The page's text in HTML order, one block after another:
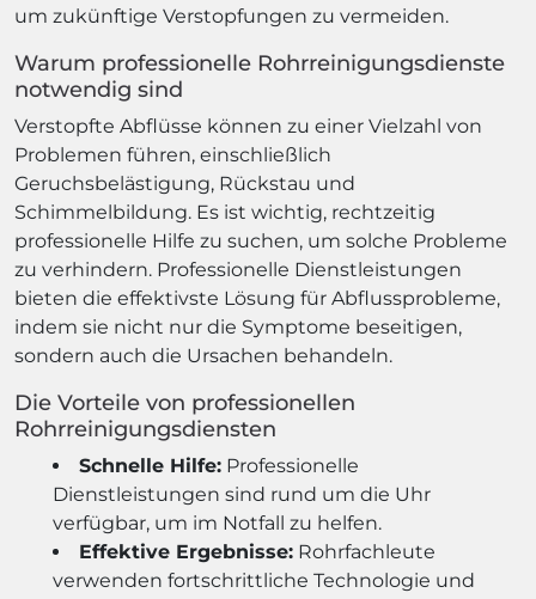
um zukünftige Verstopfungen zu vermeiden.
Warum professionelle Rohrreinigungsdienste
notwendig sind
Verstopfte Abflüsse können zu einer Vielzahl von
Problemen führen, einschließlich
Geruchsbelästigung, Rückstau und
Schimmelbildung. Es ist wichtig, rechtzeitig
professionelle Hilfe zu suchen, um solche Probleme
zu verhindern. Professionelle Dienstleistungen
bieten die effektivste Lösung für Abflussprobleme,
indem sie nicht nur die Symptome beseitigen,
sondern auch die Ursachen behandeln.
Die Vorteile von professionellen
Rohrreinigungsdiensten
Schnelle Hilfe: Professionelle
Dienstleistungen sind rund um die Uhr
verfügbar, um im Notfall zu helfen.
Effektive Ergebnisse: Rohrfachleute
verwenden fortschrittliche Technologie und